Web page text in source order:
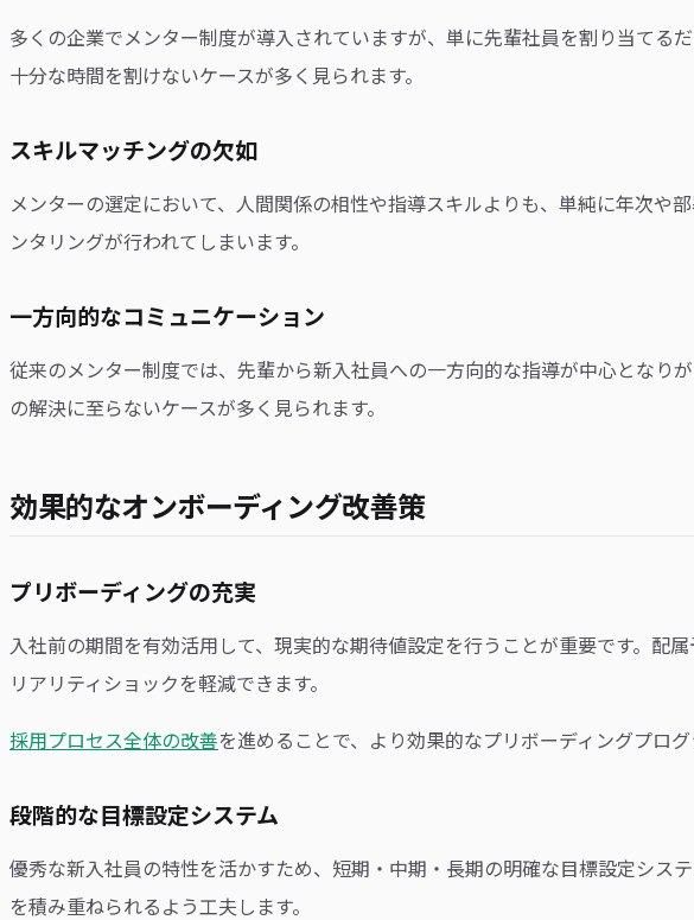
多くの企業でメンター制度が導入されていますが、単に先輩社員を割り当て
十分な時間を割けないケースが多く見られます。
スキルマッチングの欠如
メンターの選定において、人間関係の相性や指導スキルよりも、単純に年次や
ンタリングが行われてしまいます。
一方向的なコミュニケーション
従来のメンター制度では、先輩から新入社員への一方向的な指導が中心となり
の解決に至らないケースが多く見られます。
効果的なオンボーディング改善策
プリボーディングの充実
入社前の期間を有効活用して、現実的な期待値設定を行うことが重要です。配
リアリティショックを軽減できます。
採用プロセス全体の改善を進めることで、より効果的なプリボーディングプログ
段階的な目標設定システム
優秀な新入社員の特性を活かすため、短期・中期・長期の明確な目標設定シス
を積み重ねられるよう工夫します。